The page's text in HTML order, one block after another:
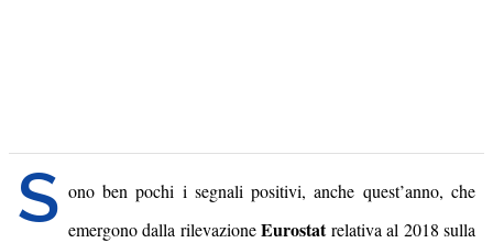
S ono ben pochi i segnali positivi, anche quest’anno, che
emergono dalla rilevazioneEurostatrelativa al 2018 sulla